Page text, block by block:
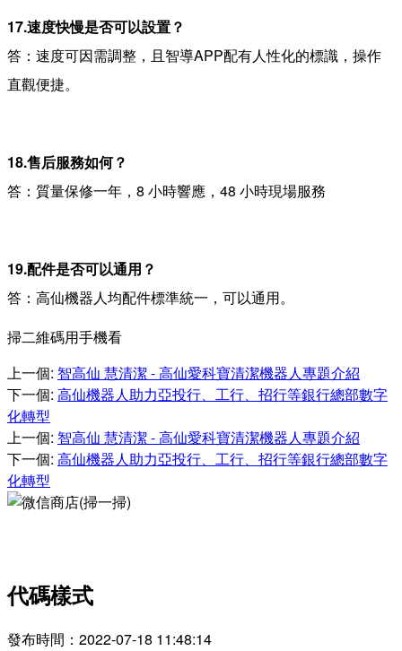
17.速度快慢是否可以設置？
答：速度可因需調整，且智導APP配有人性化的標識，操作
直觀便捷。
18.售后服務如何？
答：質量保修一年，8 小時響應，48 小時現場服務
19.配件是否可以通用？
答：高仙機器人均配件標準統一，可以通用。
掃二維碼用手機看
上一個: 智高仙 慧清潔 - 高仙愛科寶清潔機器人專題介紹
下一個: 高仙機器人助力亞投行、工行、招行等銀行總部數字
化轉型
上一個: 智高仙 慧清潔 - 高仙愛科寶清潔機器人專題介紹
下一個: 高仙機器人助力亞投行、工行、招行等銀行總部數字
化轉型
代碼樣式
發布時間： 2022-07-18 11:48:14